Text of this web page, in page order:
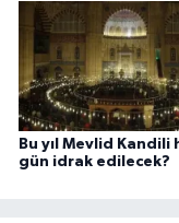
Bu yıl Mevlid Kandili
gün idrak edilecek?